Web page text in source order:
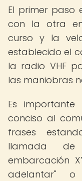
El primer paso
con la otra
curso y la
establecido el
la radio VHF
las maniobras
Es
conciso al
frases
llamada
embarcación
adelantar" o